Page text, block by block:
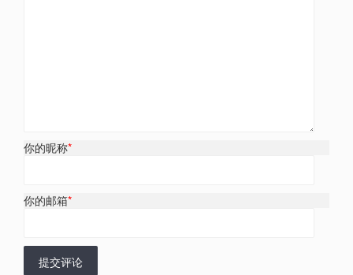
你的昵称*
你的邮箱*
提交评论